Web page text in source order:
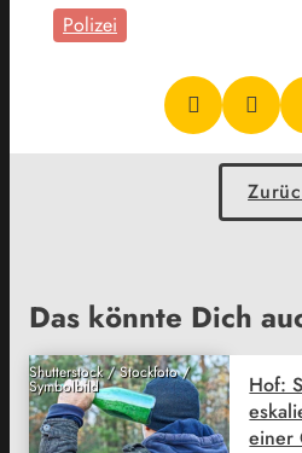
Polizei
Das könnte Dich
Shutterstock / Stockfoto /
Symbolbild
Hof:
einer